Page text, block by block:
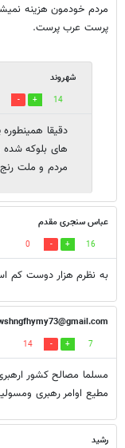
مردم خودمون هزینه
پرست عرب پرست.
شهروند
14
دقیقا
های بلوکه شده
مردم و ملت
عباس سنجری مقدم
16
0
به نظرم هزار دوست کم
7
14
مسلما مصالح کشور
مطیع اوامر رهبری
رشید